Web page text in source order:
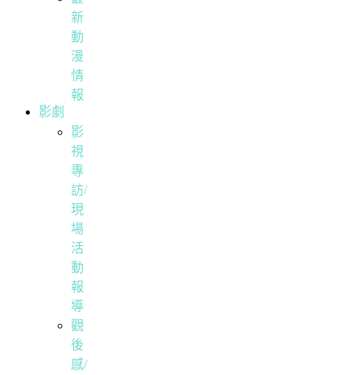
新
動
漫
情
報
影劇
影
視
專
訪/
現
場
活
動
報
導
觀
後
感/